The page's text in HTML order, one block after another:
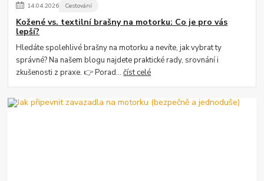
14.04.2026 Cestování
Kožené vs. textilní brašny na motorku: Co je pro vás
lepší?
Hledáte spolehlivé brašny na motorku a nevíte, jak vybrat ty
správné? Na našem blogu najdete praktické rady, srovnání i
zkušenosti z praxe. 👉 Porad...číst celé